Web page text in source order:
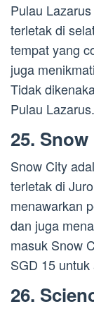
Pulau
terletak di
tempat yang
juga
Tidak
Pulau Lazarus.
25.
Snow City
terletak di
menawarkan
dan juga
masuk Snow
SGD 15 untuk
26.